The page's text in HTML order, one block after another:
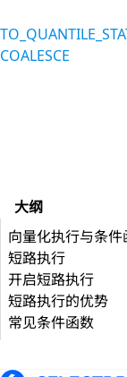
COALESCE
大纲
向量化执行与条件
短路执行
开启短路执行
短路执行的优势
常见条件函数